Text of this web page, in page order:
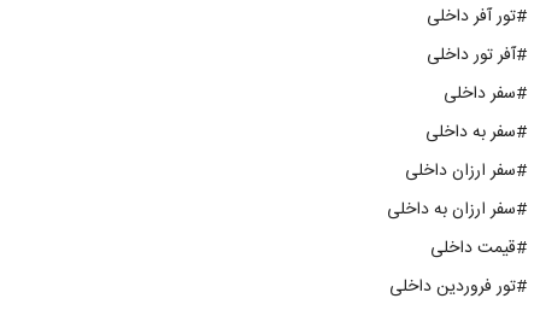
#تور آفر داخلی
#آفر تور داخلی
#سفر داخلی
#سفر به داخلی
#سفر ارزان داخلی
#سفر ارزان به داخلی
#قیمت داخلی
#تور فروردین داخلی